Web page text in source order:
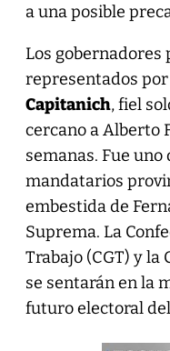
a una posible
Los gobernadores
representados
Capitanich, fiel
cercano a Alberto
semanas. Fue
mandatarios
embestida de
Suprema. La
Trabajo (CGT) y la
se sentarán en la
futuro electoral